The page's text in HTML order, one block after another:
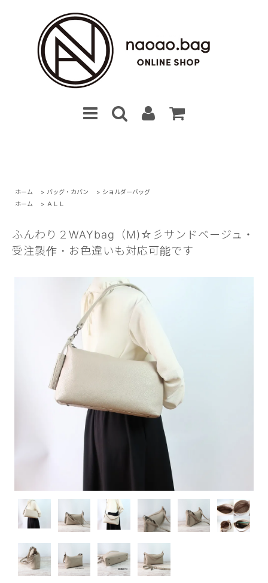
ホーム > バッグ・カバン > ショルダーバッグ
ホーム
> ＡＬＬ
ふんわり２WAYbag（M)☆彡サンドベージュ・
受注製作・お色違いも対応可能です